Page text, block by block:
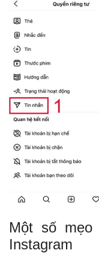
Một số
Instagram